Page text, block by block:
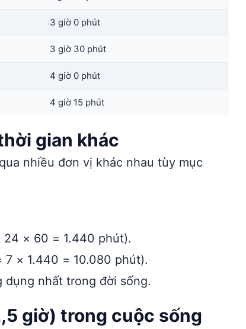
3 giờ 0 phút
3 giờ 30 phút
4 giờ 0 phút
4 giờ 15 phút
gian khác
nhiều đơn vị khác nhau tùy mục
24 × 60 = 1.440 phút).
7 × 1.440 = 10.080 phút).
nhất trong đời sống.
giờ) trong cuộc sống